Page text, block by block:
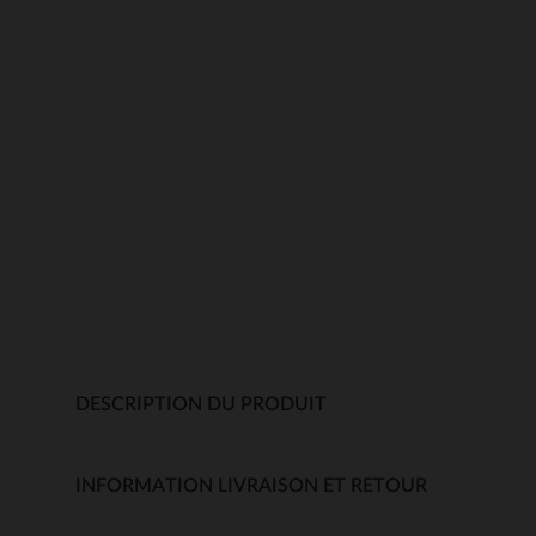
DESCRIPTION DU PRODUIT
INFORMATION LIVRAISON ET RETOUR